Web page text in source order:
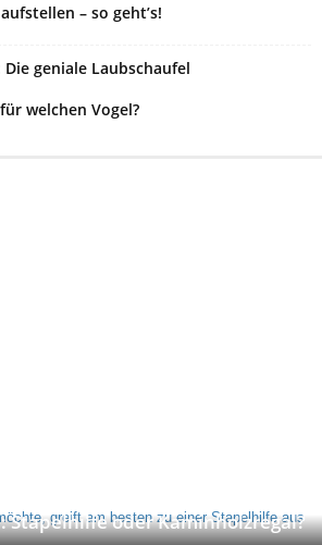
– so geht’s!
geniale Laubschaufel
welchen Vogel?
Stapelhilfe oder Kaminholzregal?